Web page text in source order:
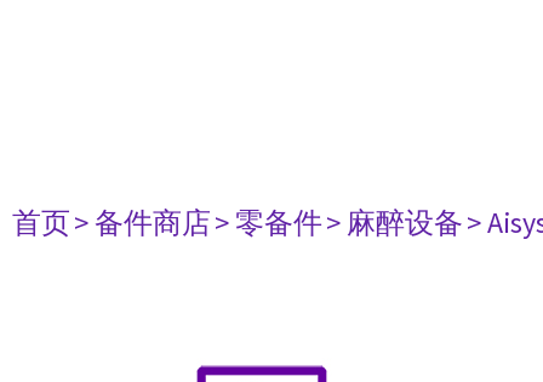
首页> 备件商店> 零备件> 麻醉设备>